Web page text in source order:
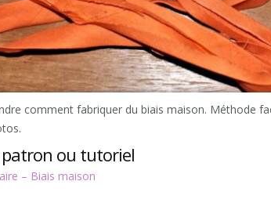
comment fabriquer du biais maison. Méthode
patron ou tutoriel
– Biais maison